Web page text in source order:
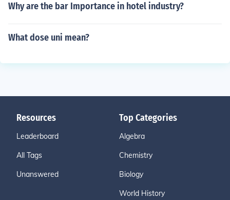
Why are the bar Importance in hotel industry?
What dose uni mean?
Resources
Leaderboard
All Tags
Unanswered
Top Categories
Algebra
Chemistry
Biology
World History